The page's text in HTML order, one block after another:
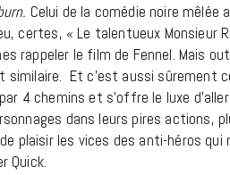
Celui de la comédie noire mêlée
certes, « Le talentueux Monsieur
rappeler le film de Fennel. Mais
Et c’est aussi sûrement
4 chemins et s’offre le luxe
dans leurs pires actions,
plaisir les vices des anti-héros
Quick.